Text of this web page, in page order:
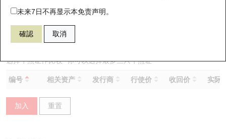
未来7日不再显示本免责声明。
確認 取消
59504 瑞银牛证 1801 信达生物－Ｂ
选择牛熊证作比较 *你可以选择最多三只牛熊证
编号 相关资产 发行商 行使价 收回价 实际
加入 重置
即将到期认股证
认股证到期结算价查找
认股证分析仪
认股证速算机
引伸波幅比较图
牛熊证街货分布图
正股牛熊证列表
新发行瑞银牛熊证
已收回牛熊证剩余价值
即将到期牛熊证
十天股证占大市成交
资金流
街货统计
三十大平均引伸波幅
恒指成份股
国指成份股
科指成份股
相关资产沽空
业绩及经济日历
讲座及教育短片
认股证投资者教育
牛熊证投资者教育
认股证牛熊证常问问题